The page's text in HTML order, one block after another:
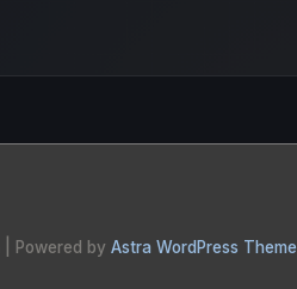
| Powered by Astra WordPress Theme